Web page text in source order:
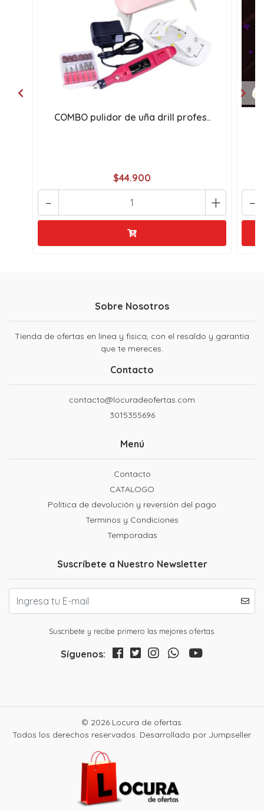
COMBO pulidor de uña drill profes..
$44.900
+
- -
Sobre Nosotros
Tienda de ofertas en linea y fisica, con el resaldo y garantia
que te mereces.
Contacto
contacto@locuradeofertas.com
3015355696
Menú
Contacto
CATALOGO
Política de devolución y reversión del pago
Terminos y Condiciones
Temporadas
Suscríbete a Nuestro Newsletter
Suscribete y recibe primero las mejores ofertas.
Síguenos:
© 2026 Locura de ofertas.
Todos los derechos reservados. Desarrollado por Jumpseller.